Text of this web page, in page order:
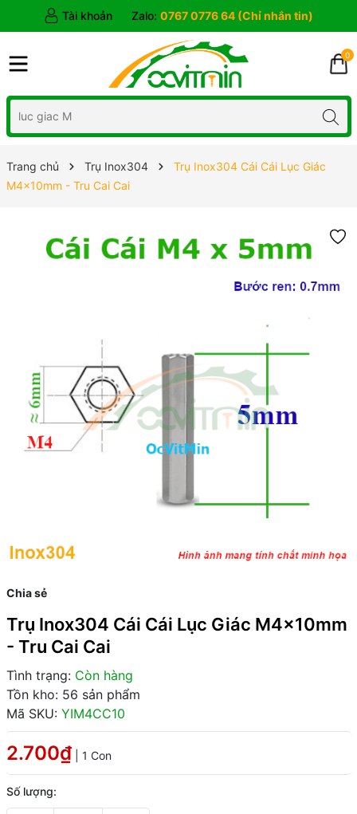
Tài khoản Zalo: 0767 0776 64 (Chỉ nhắn tin)
0
Trang chủ Trụ Inox304
Trụ Inox304 Cái Cái Lục Giác
M4x10mm - Tru Cai Cai
Chia sẻ
Trụ Inox304 Cái Cái Lục Giác M4x10mm
- Tru Cai Cai
Tình trạng: Còn hàng
Tồn kho: 56 sản phẩm
Mã SKU: YIM4CC10
2.700₫ | 1 Con
Số lượng: